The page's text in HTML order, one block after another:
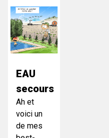
EAU
secours
Ah et
voici un
de mes